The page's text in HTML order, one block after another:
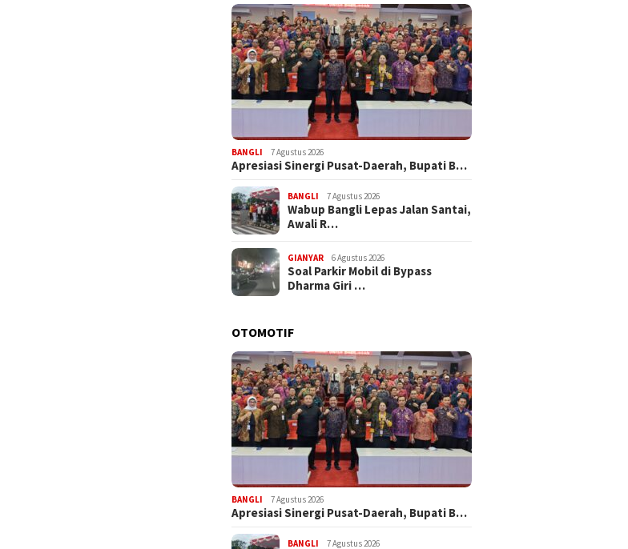
BANGLI 7 Agustus 2026
Apresiasi Sinergi Pusat-Daerah, Bupati B…
BANGLI 7 Agustus 2026
Wabup Bangli Lepas Jalan Santai,
Awali R…
GIANYAR 6 Agustus 2026
Soal Parkir Mobil di Bypass
Dharma Giri …
OTOMOTIF
BANGLI 7 Agustus 2026
Apresiasi Sinergi Pusat-Daerah, Bupati B…
BANGLI 7 Agustus 2026